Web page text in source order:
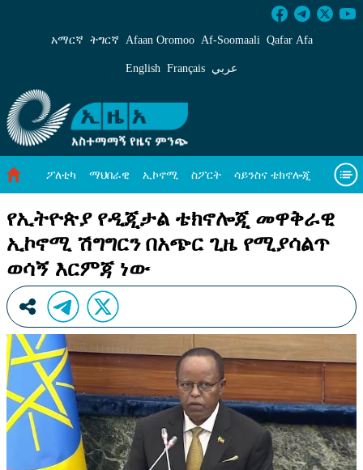
የኢትዮጵያ የዲጂታል ቴክኖሎጂ መዋቅራዊ ኢኮኖሚ
አማርኛ ትግርኛ Afaan Oromoo Af‑Soomaali Qafar Afa
English Français عربي
ፖለቲካ ማህበራዊ ኢኮኖሚ ስፖርት ሳይንስና ቴክኖሎጂ
ዓለም አቀፍ ዜናዎች መጣጥፍ ቪዲዮዎች
መጽሔት ስለ እኛ
የኢትዮጵያ የዲጂታል ቴክኖሎጂ መዋቅራዊ
ኢኮኖሚ ሽግግርን በአጭር ጊዜ የሚያሳልጥ
ወሳኝ እርምጃ ነው